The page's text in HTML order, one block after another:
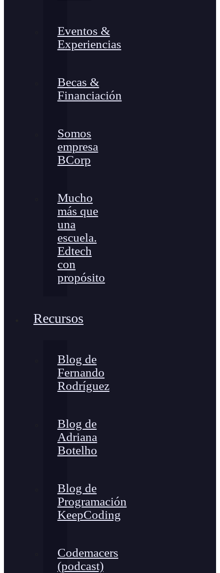
Eventos &
Experiencias
Becas &
Financiación
Somos
empresa
BCorp
Mucho
más que
una
escuela.
Edtech
con
propósito
Recursos
Blog de
Fernando
Rodríguez
Blog de
Adriana
Botelho
Blog de
Programación
KeepCoding
Codemacers
(podcast)